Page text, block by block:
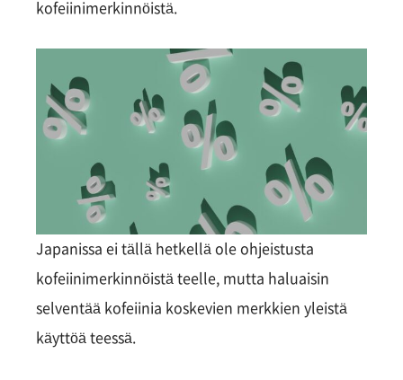
kofeiinimerkinnöistä.
Japanissa ei tällä hetkellä ole ohjeistusta
kofeiinimerkinnöistä teelle, mutta haluaisin
selventää kofeiinia koskevien merkkien yleistä
käyttöä teessä.